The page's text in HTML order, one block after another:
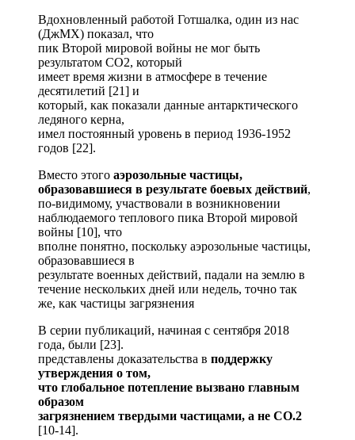
Вдохновленный работой Готшалка, один из нас
(ДжМХ) показал, что
пик Второй мировой войны не мог быть
результатом CO2, который
имеет время жизни в атмосфере в течение
десятилетий [21] и
который, как показали данные антарктического
ледяного керна,
имел постоянный уровень в период 1936-1952
годов [22].
Вместо этого аэрозольные частицы,
образовавшиеся в результате боевых действий,
по-видимому, участвовали в возникновении
наблюдаемого теплового пика Второй мировой
войны [10], что
вполне понятно, поскольку аэрозольные частицы,
образовавшиеся в
результате военных действий, падали на землю в
течение нескольких дней или недель, точно так
же, как частицы загрязнения
В серии публикаций, начиная с сентября 2018
года, были [23].
представлены доказательства в поддержку
утверждения о том,
что глобальное потепление вызвано главным
образом
загрязнением твердыми частицами, а не CO.2
[10-14].